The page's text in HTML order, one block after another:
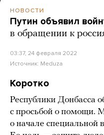
НОВОСТИ
Путин объявил
в обращении к
03:37, 24 февраля 2022
Источник: Meduza
Коротко
Республики Донбасса
с просьбой о помощи.
о начале специальной